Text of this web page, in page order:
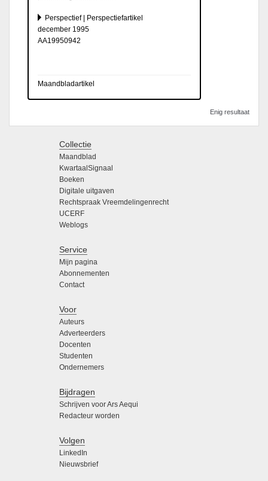
Perspectief | Perspectiefartikel
december 1995
AA19950942
Maandbladartikel
Enig resultaat
Collectie
Maandblad
KwartaalSignaal
Boeken
Digitale uitgaven
Rechtspraak Vreemdelingenrecht
UCERF
Weblogs
Service
Mijn pagina
Abonnementen
Contact
Voor
Auteurs
Adverteerders
Docenten
Studenten
Ondernemers
Bijdragen
Schrijven voor Ars Aequi
Redacteur worden
Volgen
LinkedIn
Nieuwsbrief